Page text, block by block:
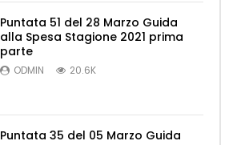
Puntata 51 del 28 Marzo Guida
alla Spesa Stagione 2021 prima
parte
ODMIN 20.6K
Puntata 35 del 05 Marzo Guida